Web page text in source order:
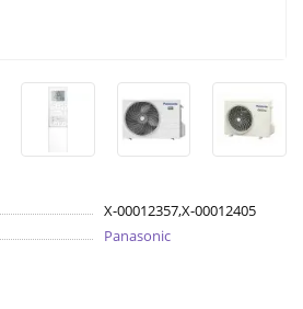
X-00012357,X-00012405
Panasonic